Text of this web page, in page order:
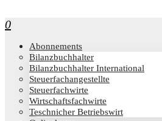
0
Abon­ne­ments
Bilanz­buch­hal­ter
Bilanz­buch­hal­ter International
Steu­er­fach­an­ge­stell­te
Steu­er­fach­wir­te
Wirt­schafts­fach­wir­te
Teschni­cher Betriebswirt